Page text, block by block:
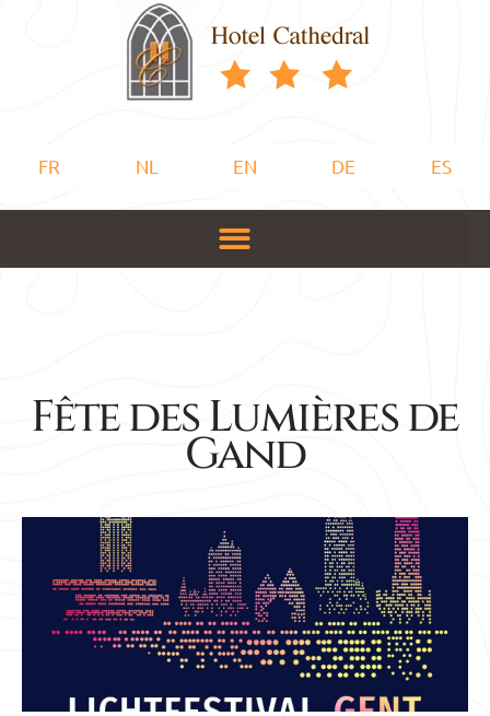
FR NL EN DE ES
Fête des Lumières de
Gand